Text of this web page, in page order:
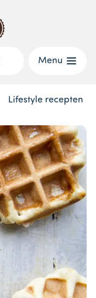
Menu
Lifestyle recepten